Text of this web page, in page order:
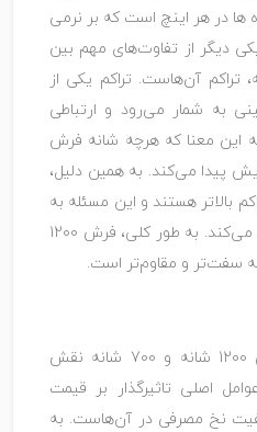
ها در هر اینچ است که بر نرمی
دیگر از تفاوت‌های مهم بین
شانه و 1200 شانه، تراکم آن‌هاست. تراکم یکی از
به شمار می‌رود و ارتباطی
این معنا که هرچه شانه فرش
پیدا می‌کند. به همین دلیل،
نظر تراکم بالاتر هستند و این مسئله به
استحکام و سفتی فرش کمک می‌کند. به طور کلی، فرش 1200
قیمت در هنگام خرید فرش 1200 شانه و 700 شانه نقش
اصلی تاثیرگذار بر قیمت
نخ مصرفی در آن‌هاست. به